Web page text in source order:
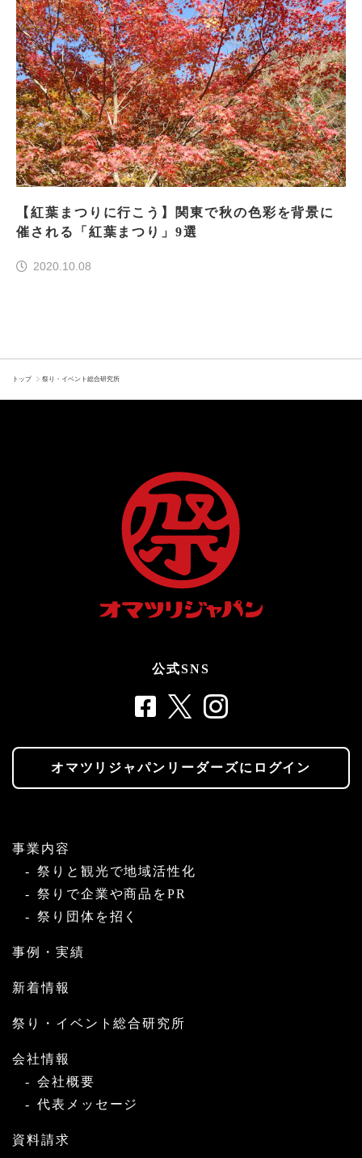
【紅葉まつりに行こう】関東で秋の色彩を背景に
催される「紅葉まつり」9選
2020.10.08
トップ 祭り・イベント総合研究所
公式SNS
オマツリジャパンリーダーズにログイン
事業内容
祭りと観光で地域活性化
祭りで企業や商品をPR
祭り団体を招く
事例・実績
新着情報
祭り・イベント総合研究所
会社情報
会社概要
代表メッセージ
資料請求